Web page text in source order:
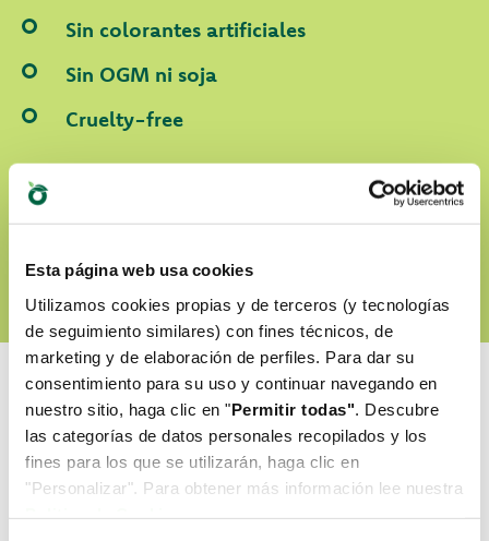
Esta página web usa cookies
Utilizamos cookies propias y de terceros (y tecnologías
de seguimiento similares) con fines técnicos, de
marketing y de elaboración de perfiles. Para dar su
consentimiento para su uso y continuar navegando en
nuestro sitio, haga clic en "Permitir todas" . Descubre
las categorías de datos personales recopilados y los
fines para los que se utilizarán, haga clic en
"Personalizar". Para obtener más información lee nuestra
Sin colorantes artificiales
Sin OGM ni soja
Cruelty-free
Cual es su favorito?